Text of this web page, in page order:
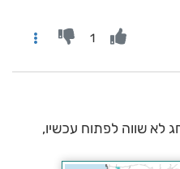
1
לא שווה לפתוח עכשיו,